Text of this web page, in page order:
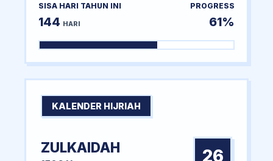
SISA HARI TAHUN INI
144 HARI
PROGRESS
61%
KALENDER HIJRIAH
ZULKAIDAH 26